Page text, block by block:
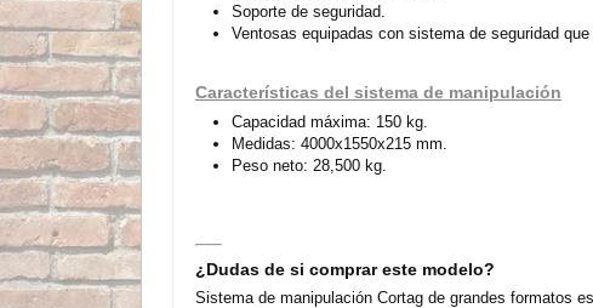
Soporte de seguridad.
Ventosas equipadas con sistema de seguridad
Características del sistema de manipulación
Capacidad máxima: 150 kg.
Medidas: 4000x1550x215 mm.
Peso neto: 28,500 kg.
¿Dudas de si comprar este modelo?
Sistema de manipulación Cortag de grandes formatos